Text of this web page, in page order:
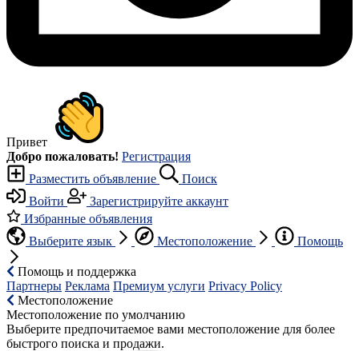
Привет
Добро пожаловать! Регистрация
Разместить объявление
Поиск
Войти
Зарегистрируйте аккаунт
Избранные объявления
Выберите язык
Местоположение Помощь
Помощь и поддержка
Партнеры Реклама Премиум услуги Privacy Policy
Местоположение
Местоположение по умолчанию
Выберите предпочитаемое вами местоположение для более
быстрого поиска и продажи.